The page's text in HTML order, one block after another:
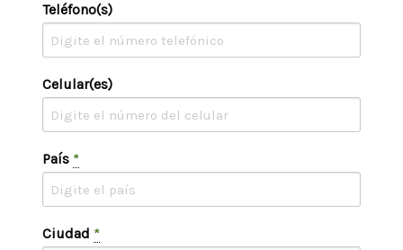
Teléfono(s)
Celular(es)
País *
Ciudad *